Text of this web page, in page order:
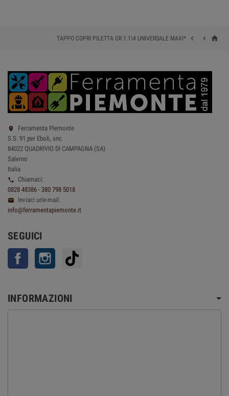
home


TAPPO COPRI PILETTA GR.1.1\4 UNIVERSALE MAXI*

Ferramenta Piemonte
S.S. 91 per Eboli, snc
84022 QUADRIVIO DI CAMPAGNA (SA)
Salerno
Italia

Chiamaci:
0828 48386 - 380 798 5018

Inviaci un'e-mail:
info@ferramentapiemonte.it
SEGUICI
Facebook Instagram
INFORMAZIONI